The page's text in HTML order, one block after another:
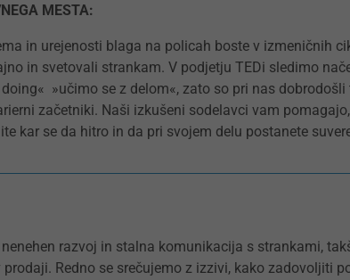
MESTA:
in urejenosti blaga na policah boste v izmeničnih
in svetovali strankam. V podjetju TEDi sledimo
»učimo se z delom«, zato so pri nas dobrodošli
začetniki. Naši izkušeni sodelavci vam
kar se da hitro in da pri svojem delu postanete
nenehen razvoj in stalna komunikacija s strankami,
prodaji. Redno se srečujemo z izzivi, kako zadovoljiti